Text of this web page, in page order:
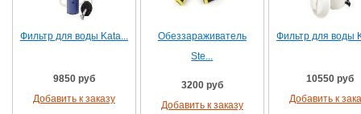
Фильтр для воды Kata...
9850 руб
Добавить к заказу
Обеззараживатель
Ste...
3200 руб
Добавить к заказу
Фильтр для воды
10550 руб
Добавить к